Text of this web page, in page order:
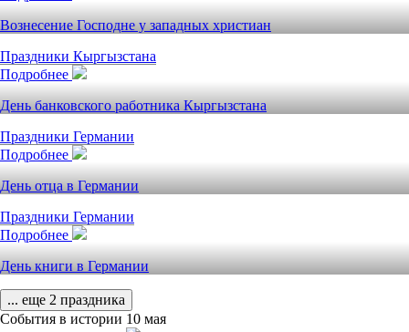
Вознесение Господне у западных христиан
Праздники Кыргызстана
Подробнее
День банковского работника Кыргызстана
Праздники Германии
Подробнее
День отца в Германии
Праздники Германии
Подробнее
День книги в Германии
... еще 2 праздника
События в истории 10 мая